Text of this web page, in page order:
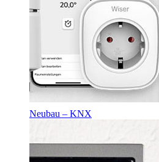
Neubau – KNX